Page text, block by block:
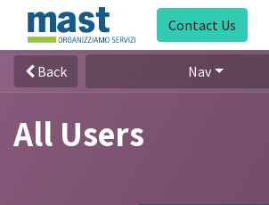
Contact Us
Back Nav
All Users